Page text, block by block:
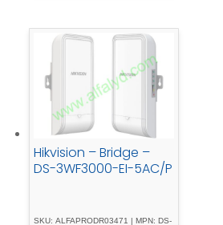
Hikvision – Bridge –
DS-3WF3000-EI-5AC/P
SKU: ALFAPRODR03471 | MPN: DS-